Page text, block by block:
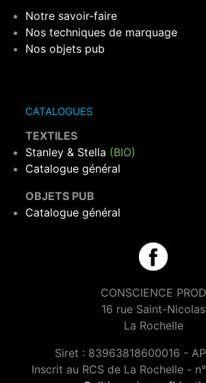
Notre savoir-faire
Nos techniques de marquage
Nos objets pub
CATALOGUES
TEXTILES
Stanley & Stella (BIO)
Catalogue général
OBJETS PUB
Catalogue général
CONSCIENCE PROD
16 rue Saint-Nicolas
La Rochelle
Siret : 83963818600016 -
Inscrit au RCS de La Rochelle -